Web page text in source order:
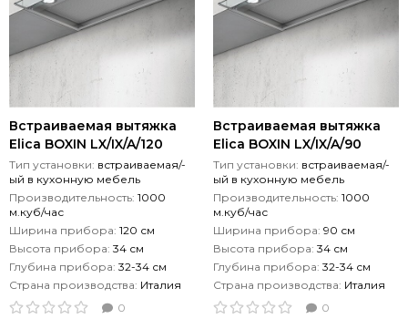
Встраиваемая вытяжка
Elica BOXIN LX/IX/A/120
Тип установки: встраиваемая/-
ый в кухонную мебель
Производительность: 1000
м.куб/час
Ширина прибора: 120 см
Высота прибора: 34 см
Глубина прибора: 32-34 см
Страна производства: Италия
0
Встраиваемая вытяжка
Elica BOXIN LX/IX/A/90
Тип установки: встраиваемая/-
ый в кухонную мебель
Производительность: 1000
м.куб/час
Ширина прибора: 90 см
Высота прибора: 34 см
Глубина прибора: 32-34 см
Страна производства: Италия
0